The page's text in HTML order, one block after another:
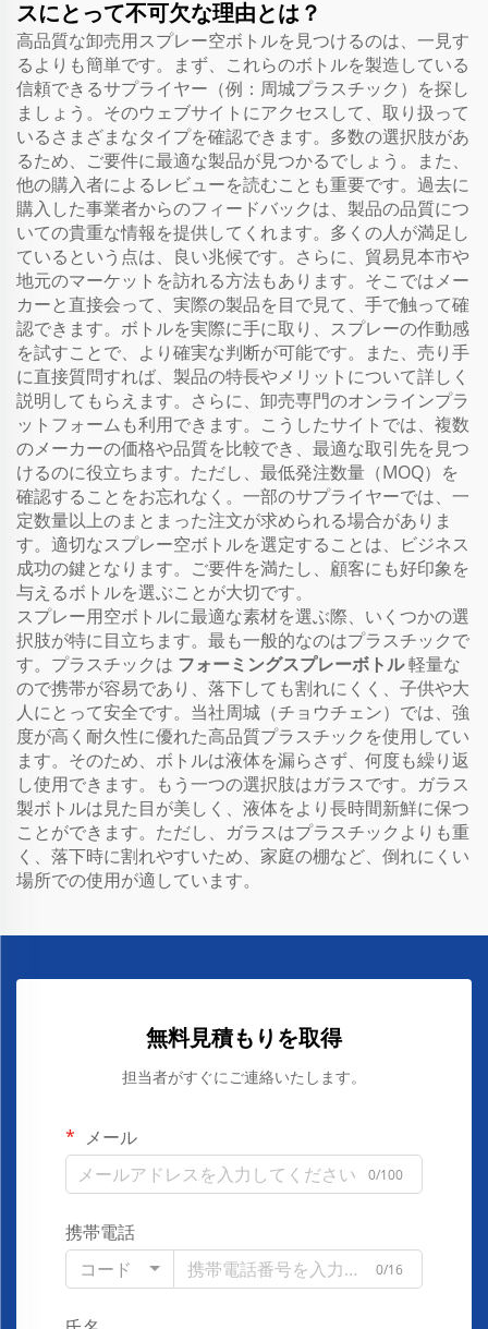
スにとって不可欠な理由とは？
高品質な卸売用スプレー空ボトルを見つけるのは、一見す
るよりも簡単です。まず、これらのボトルを製造している
信頼できるサプライヤー（例：周城プラスチック）を探し
ましょう。そのウェブサイトにアクセスして、取り扱って
いるさまざまなタイプを確認できます。多数の選択肢があ
るため、ご要件に最適な製品が見つかるでしょう。また、
他の購入者によるレビューを読むことも重要です。過去に
購入した事業者からのフィードバックは、製品の品質につ
いての貴重な情報を提供してくれます。多くの人が満足し
ているという点は、良い兆候です。さらに、貿易見本市や
地元のマーケットを訪れる方法もあります。そこではメー
カーと直接会って、実際の製品を目で見て、手で触って確
認できます。ボトルを実際に手に取り、スプレーの作動感
を試すことで、より確実な判断が可能です。また、売り手
に直接質問すれば、製品の特長やメリットについて詳しく
説明してもらえます。さらに、卸売専門のオンラインプラ
ットフォームも利用できます。こうしたサイトでは、複数
のメーカーの価格や品質を比較でき、最適な取引先を見つ
けるのに役立ちます。ただし、最低発注数量（MOQ）を
確認することをお忘れなく。一部のサプライヤーでは、一
定数量以上のまとまった注文が求められる場合がありま
す。適切なスプレー空ボトルを選定することは、ビジネス
成功の鍵となります。ご要件を満たし、顧客にも好印象を
与えるボトルを選ぶことが大切です。
スプレー用空ボトルに最適な素材を選ぶ際、いくつかの選
択肢が特に目立ちます。最も一般的なのはプラスチックで
す。プラスチックは フォーミングスプレーボトル軽量な
ので携帯が容易であり、落下しても割れにくく、子供や大
人にとって安全です。当社周城（チョウチェン）では、強
度が高く耐久性に優れた高品質プラスチックを使用してい
ます。そのため、ボトルは液体を漏らさず、何度も繰り返
し使用できます。もう一つの選択肢はガラスです。ガラス
製ボトルは見た目が美しく、液体をより長時間新鮮に保つ
ことができます。ただし、ガラスはプラスチックよりも重
く、落下時に割れやすいため、家庭の棚など、倒れにくい
場所での使用が適しています。
無料見積もりを取得
担当者がすぐにご連絡いたします。
メール
0/100
携帯電話
コード
0/16